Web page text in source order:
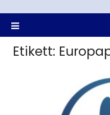
Etikett: